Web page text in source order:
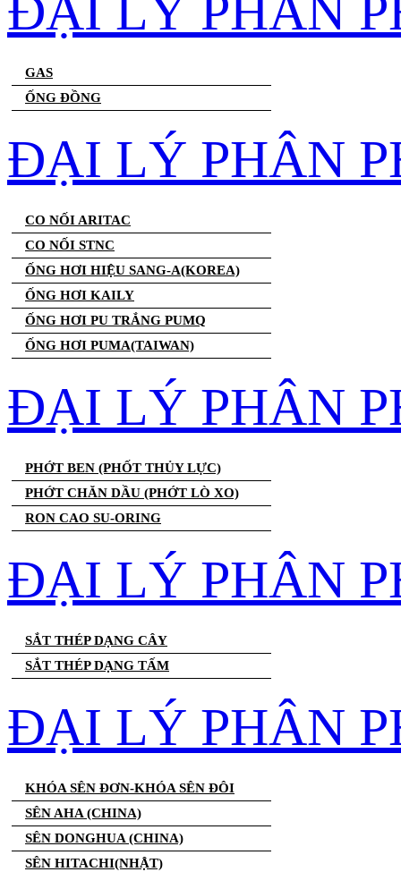
GAS
ỐNG ĐỒNG
ĐẠI LÝ PHÂN
CO NỐI ARITAC
CO NỐI STNC
ỐNG HƠI HIỆU SANG-A(KOREA)
ỐNG HƠI KAILY
ỐNG HƠI PU TRẮNG PUMQ
ỐNG HƠI PUMA(TAIWAN)
ĐẠI LÝ PHÂN
PHỚT BEN (PHỐT THỦY LỰC)
PHỚT CHĂN DẦU (PHỚT LÒ XO)
RON CAO SU-ORING
ĐẠI LÝ PHÂN
SẮT THÉP DẠNG CÂY
SẮT THÉP DẠNG TẤM
ĐẠI LÝ PHÂN
KHÓA SÊN ĐƠN-KHÓA SÊN ĐÔI
SÊN AHA (CHINA)
SÊN DONGHUA (CHINA)
SÊN HITACHI(NHẬT)